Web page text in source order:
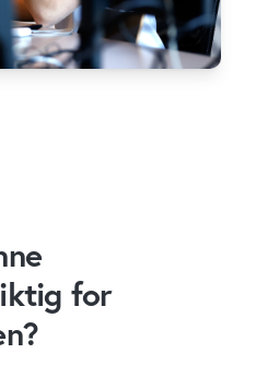
for